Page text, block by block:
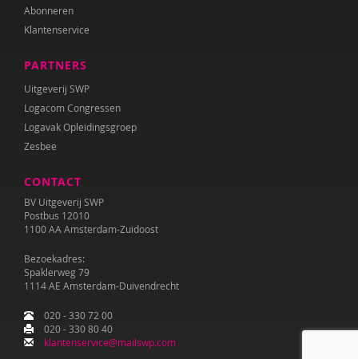
Abonneren
Klantenservice
PARTNERS
Uitgeverij SWP
Logacom Congressen
Logavak Opleidingsgroep
Zesbee
CONTACT
BV Uitgeverij SWP
Postbus 12010
1100 AA Amsterdam-Zuidoost
Bezoekadres:
Spaklerweg 79
1114 AE Amsterdam-Duivendrecht
020 - 330 72 00
020 - 330 80 40
klantenservice@mailswp.com